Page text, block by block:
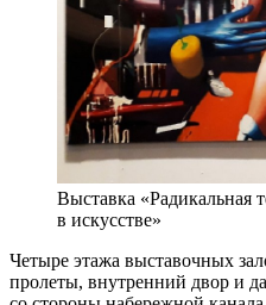
Выставка «Радикальная
в искусстве»
Четыре этажа выставочных
пролеты, внутренний двор и